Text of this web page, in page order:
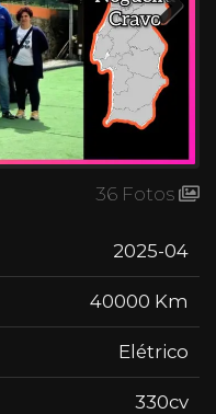
Next
36 Fotos
2025-04
40000 Km
Elétrico
330cv